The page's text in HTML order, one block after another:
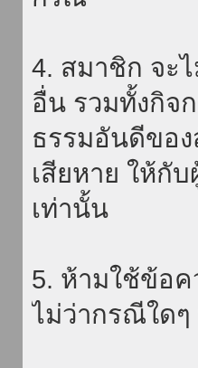
4. สมาชิก จะ
อื่น รวมทั้งกิจ
ธรรมอันดีขอ
เสียหาย ให้กั
เท่านั้น
5. ห้ามใช้ข้อ
ไม่ว่ากรณีใดๆ